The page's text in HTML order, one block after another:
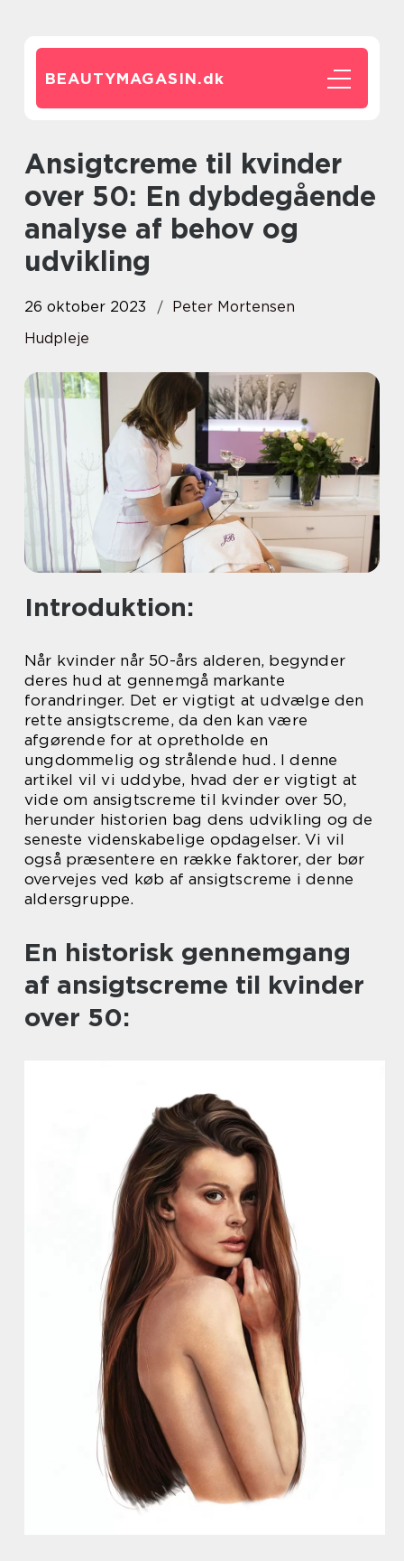
BEAUTYMAGASIN.dk
Ansigtcreme til kvinder
over 50: En dybdegående
analyse af behov og
udvikling
26 oktober 2023
Peter Mortensen
Hudpleje
Introduktion:
Når kvinder når 50-års alderen, begynder
deres hud at gennemgå markante
forandringer. Det er vigtigt at udvælge den
rette ansigtscreme, da den kan være
afgørende for at opretholde en
ungdommelig og strålende hud. I denne
artikel vil vi uddybe, hvad der er vigtigt at
vide om ansigtscreme til kvinder over 50,
herunder historien bag dens udvikling og de
seneste videnskabelige opdagelser. Vi vil
også præsentere en række faktorer, der bør
overvejes ved køb af ansigtscreme i denne
aldersgruppe.
En historisk gennemgang
af ansigtscreme til kvinder
over 50: